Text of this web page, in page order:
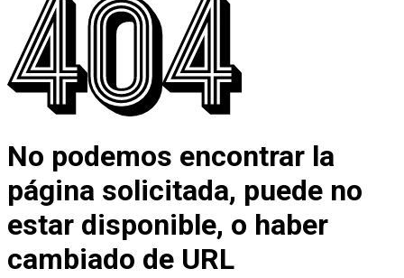
No podemos encontrar la
página solicitada, puede no
estar disponible, o haber
cambiado de URL